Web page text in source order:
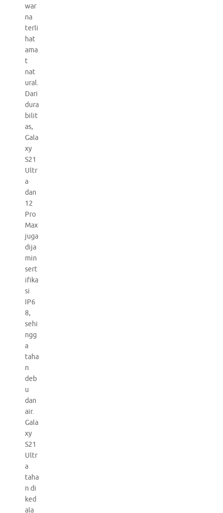
war
na
terli
hat
ama
t
nat
ural.
Dari
dura
bilit
as,
Gala
xy
S21
Ultr
a
dan
12
Pro
Max
juga
dija
min
sert
ifika
si
IP6
8,
sehi
ngg
a
taha
n
deb
u
dan
air.
Gala
xy
S21
Ultr
a
taha
n di
ked
ala